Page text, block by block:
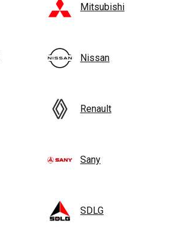
Mitsubishi
Nissan
Renault
Sany
SDLG